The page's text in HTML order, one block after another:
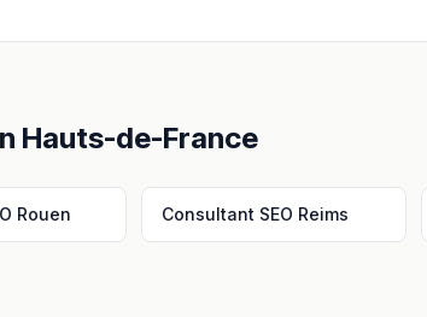
Hauts-de-France
Rouen Consultant SEO Reims